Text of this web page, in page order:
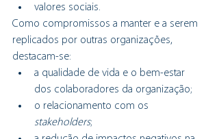
valores sociais.
Como compromissos a manter e a serem
replicados por outras organizações,
destacam-se:
a qualidade de vida e o bem-estar
dos colaboradores da organização;
o relacionamento com os
stakeholders;